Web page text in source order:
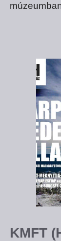
KMFT